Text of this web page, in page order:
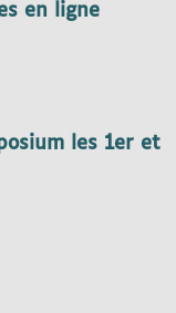
en ligne
les 1er et